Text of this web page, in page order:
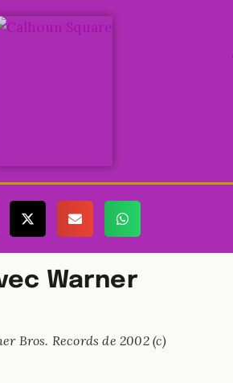
Warner
Bros. Records de 2002 (c)